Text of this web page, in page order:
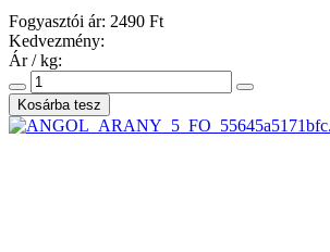
Fogyasztói ár: 2490 Ft
Kedvezmény:
Ár / kg: